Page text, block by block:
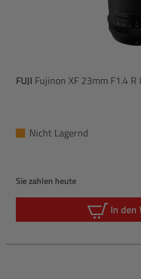
FUJI Fujinon XF 23mm F1.4 R
Nicht Lagernd
Sie zahlen heute
In den